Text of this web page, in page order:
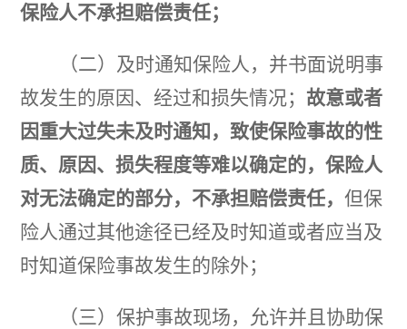
保险人不承担赔偿责任；
（二）及时通知保险人，并书面说明事
故发生的原因、经过和损失情况； 故意或者
因重大过失未及时通知，致使保险事故的性
质、原因、损失程度等难以确定的，保险人
对无法确定的部分，不承担赔偿责任，但保
险人通过其他途径已经及时知道或者应当及
时知道保险事故发生的除外；
（三）保护事故现场，允许并且协助保